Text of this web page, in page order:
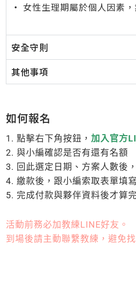
• 女性生理期屬於個人因素
安全守則
其他事項
如何報名
1. 點擊右下角按鈕， 加入官方
2. 與小編確認是否有還有名額
3. 回此選定日期、方案人數後
4. 繳款後，跟小編索取表單填
5. 完成付款與夥伴資料後才算
活動前務必加教練LINE好友。
到場後請主動聯繫教練，避免找